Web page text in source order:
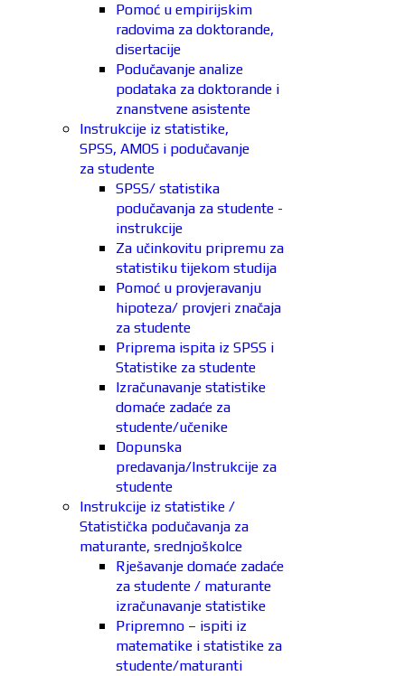
Pomoć u empirijskim
radovima za doktorande,
disertacije
Podučavanje analize
podataka za doktorande i
znanstvene asistente
Instrukcije iz statistike,
SPSS, AMOS i podučavanje
za studente
SPSS/ statistika
podučavanja za studente -
instrukcije
Za učinkovitu pripremu za
statistiku tijekom studija
Pomoć u provjeravanju
hipoteza/ provjeri značaja
za studente
Priprema ispita iz SPSS i
Statistike za studente
Izračunavanje statistike
domaće zadaće za
studente/učenike
Dopunska
predavanja/Instrukcije za
studente
Instrukcije iz statistike /
Statistička podučavanja za
maturante, srednjoškolce
Rješavanje domaće zadaće
za studente / maturante
izračunavanje statistike
Pripremno – ispiti iz
matematike i statistike za
studente/maturanti